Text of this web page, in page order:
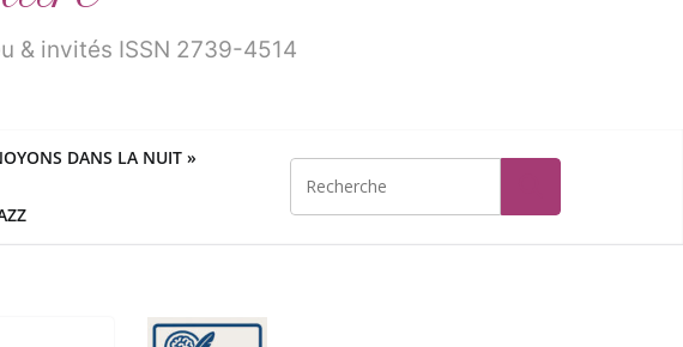
& invités ISSN 2739-4514
DANS LA NUIT »